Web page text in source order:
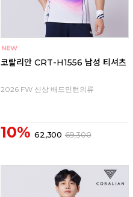
코랄리안 CRT-H1556 남성 티셔츠
2026 FW 신상 배드민턴의류
10% 62,300 69,300